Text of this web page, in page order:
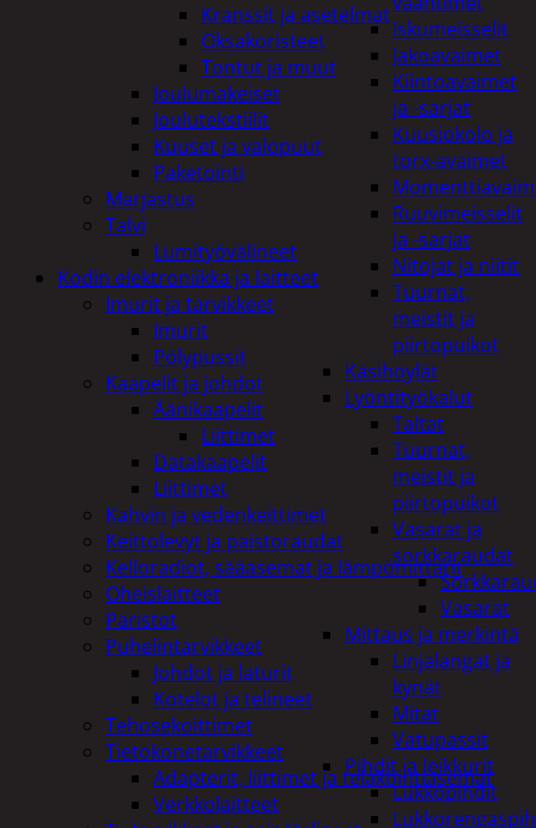
Iskumeisselit
Jakoavaimet
Kiintoavaimet
ja -sarjat
Kuusiokolo ja
torx-avaimet
Ruuvimeisselit
ja -sarjat
Nitojat ja niitit
Tuurnat,
meistit ja
piirtopuikot
Käsihöylät
Lyöntityökalut
Taltat
Tuurnat,
meistit ja
piirtopuikot
Vasarat ja
sorkkaraudat
Vasarat
Mittaus ja merkintä
Linjalangat ja
kynät
Mitat
Vatupassit
Pihdit ja leikkurit
Lukkopihdit
Kranssit ja asetelmat
Oksakoristeet
Tontut ja muut
Joulumakeiset
Joulutekstiilit
Kuuset ja valopuut
Paketointi
Marjastus
Talvi
Lumityövälineet
Kodin elektroniikka ja laitteet
Imurit ja tarvikkeet
Imurit
Pölypussit
Kaapelit ja johdot
Äänikaapelit
Liittimet
Datakaapelit
Liittimet
Kahvin ja vedenkeittimet
Keittolevyt ja paistoraudat
Kelloradiot, sääasemat ja lämpömittarit
Oheislaitteet
Paristot
Puhelintarvikkeet
Johdot ja laturit
Kotelot ja telineet
Tehosekoittimet
Tietokonetarvikkeet
Adapterit, liittimet ja telakointiasemat
Verkkolaitteet